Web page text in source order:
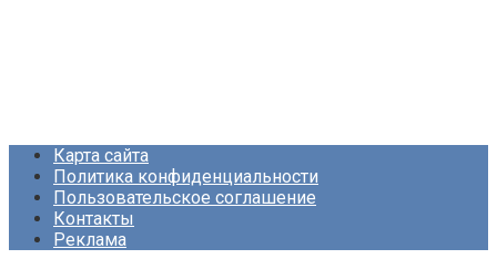
Карта сайта
Политика конфиденциальности
Пользовательское соглашение
Контакты
Реклама